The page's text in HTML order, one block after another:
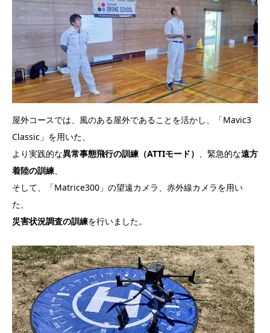
屋外コースでは、風のある屋外であることを活かし、「Mavic3
Classic」を用いた、
より実践的な異常事態飛行の訓練（ATTIモード） 、緊急的な遠方
着陸の訓練、
そして、「Matrice300」の望遠カメラ、赤外線カメラを用い
た、
災害状況調査の訓練を行いました。